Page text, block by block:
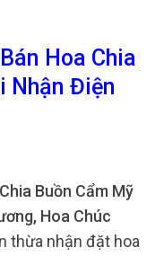
Hoa Chia
Nhận Điện
Buồn Cẩm Mỹ
Hoa Chúc
thừa nhận đặt hoa